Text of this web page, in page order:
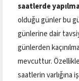
saatlerde
olduğu günler bu
günlerine dair
günlerden
mevcuttur.
saatlerin varlığına